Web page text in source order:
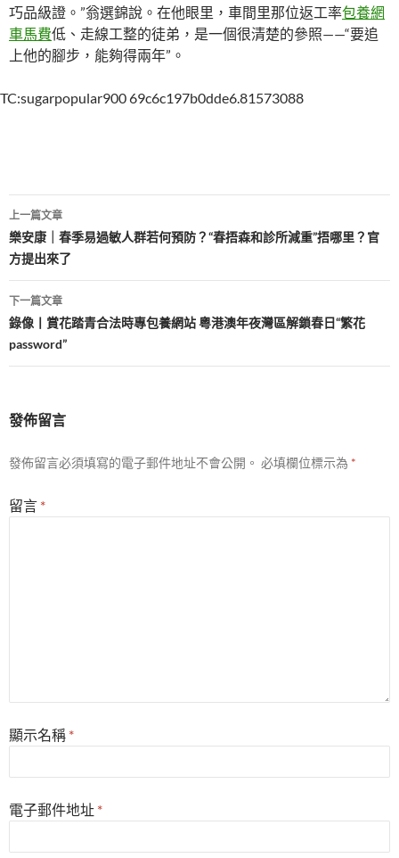
巧品級證。”翁選錦說。在他眼里，車間里那位返工率包養網
車馬費低、走線工整的徒弟，是一個很清楚的參照——“要追
上他的腳步，能夠得兩年”。
TC:sugarpopular900 69c6c197b0dde6.81573088
文
章
導
覽
上一篇文章
樂安康｜春季易過敏人群若何預防？“春捂森和診所減重”捂哪里？官
方提出來了
下一篇文章
錄像丨賞花踏青合法時專包養網站 粵港澳年夜灣區解鎖春日“繁花
password”
發佈留言
發佈留言必須填寫的電子郵件地址不會公開。 必填欄位標示為 *
留言 *
顯示名稱 *
電子郵件地址 *